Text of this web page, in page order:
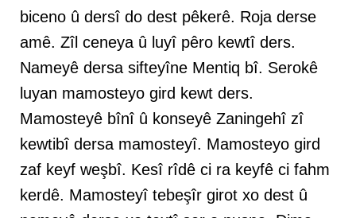
biceno û dersî do dest pêkerê. Roja derse
amê. Zîl ceneya û luyî pêro kewtî ders.
Nameyê dersa sifteyîne Mentiq bî. Serokê
luyan mamosteyo gird kewt ders.
Mamosteyê bînî û konseyê Zaningehî zî
kewtibî dersa mamosteyî. Mamosteyo gird
zaf keyf weşbî. Kesî rîdê ci ra keyfê ci fahm
kerdê. Mamosteyî tebeşîr girot xo dest û